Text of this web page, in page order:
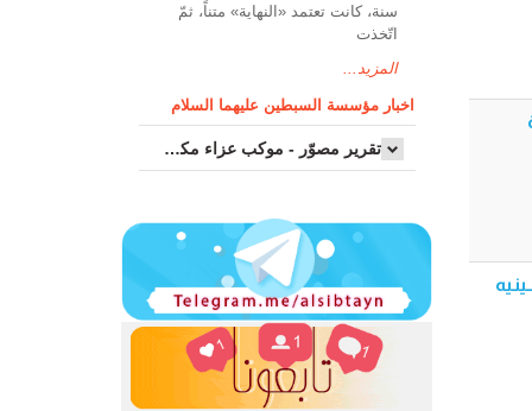
- موكب و حسينيه
سنة، كانت تعتمد «النهاية» متناً، ثمّ
اتّخذت
المزيد...
اخبار مؤسسة السبطين عليهما السلام
تقرير مصوّر - موكب عزاء مکتب سماحة اية الله السيد مرتضى الموسوي الاصفهاني في يوم إستشهاد السيدة فاطم...